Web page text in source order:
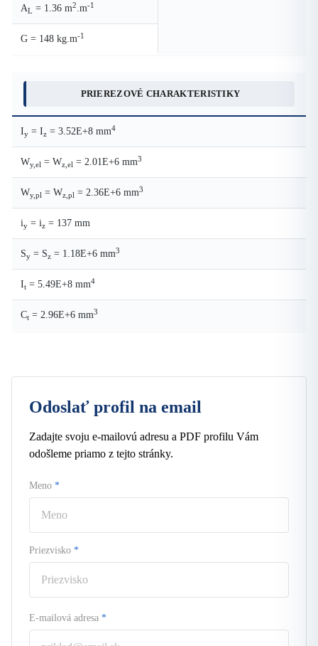
AL = 1.36 m2.m-1
G = 148 kg.m-1
PRIEREZOVÉ CHARAKTERISTIKY
Iy = Iz = 3.52E+8 mm4
Wy,el = Wz,el = 2.01E+6 mm3
Wy,pl = Wz,pl = 2.36E+6 mm3
iy = iz = 137 mm
Sy = Sz = 1.18E+6 mm3
It = 5.49E+8 mm4
Ct = 2.96E+6 mm3
Odoslať profil na email
Zadajte svoju e-mailovú adresu a PDF profilu Vám
odošleme priamo z tejto stránky.
Meno *
Priezvisko *
E-mailová adresa *